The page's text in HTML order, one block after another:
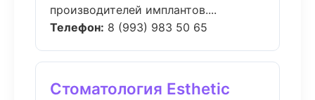
производителей имплантов....
Телефон: 8 (993) 983 50 65
Стоматология Esthetic